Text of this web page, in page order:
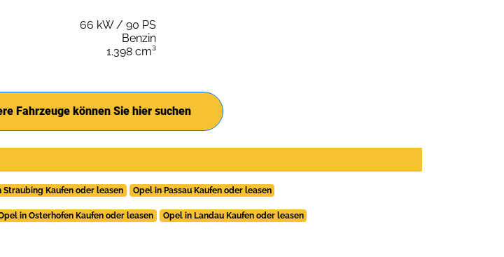
66 kW / 90 PS
Benzin
1.398 cm³
Fahrzeuge können Sie hier suchen
Straubing Kaufen oder leasen Opel in Passau Kaufen oder leasen
in Osterhofen Kaufen oder leasen Opel in Landau Kaufen oder leasen